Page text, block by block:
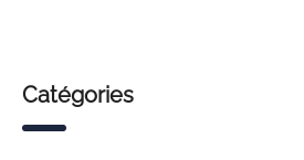
Catégories